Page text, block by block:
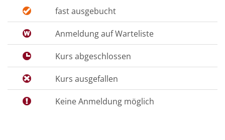
fast ausgebucht
Anmeldung auf Warteliste
Kurs abgeschlossen
Kurs ausgefallen
Keine Anmeldung möglich